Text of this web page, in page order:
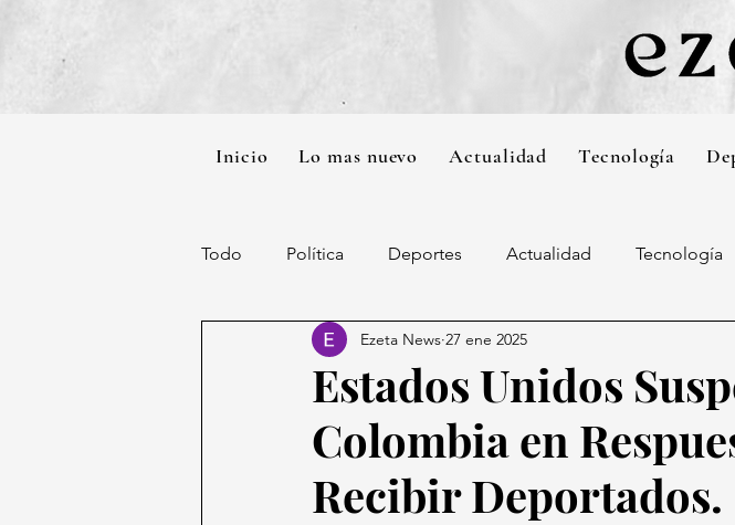
Inicio Lo mas nuevo Actualidad Tecnología
Todo Política Deportes Actualidad Tecnología
Estados Unidos
Colombia en
Recibir Deportados.
Ezeta News 27 ene 2025